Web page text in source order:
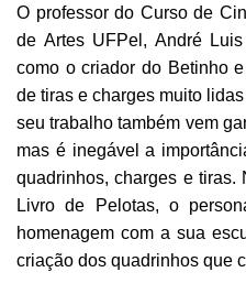
O professor do Curso de
de Artes UFPel, André
como o criador do Betinho
de tiras e charges muito
seu trabalho também vem
mas é inegável a
quadrinhos, charges e
Livro de Pelotas, o
homenagem com a sua
criação dos quadrinhos que